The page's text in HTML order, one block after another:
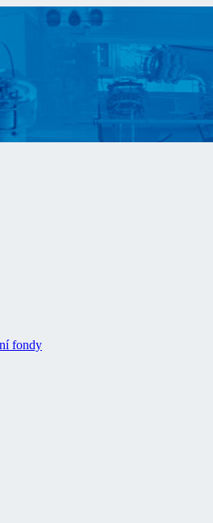
fondy